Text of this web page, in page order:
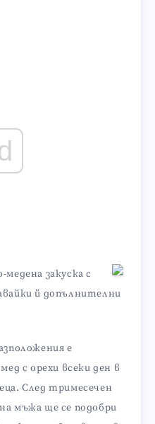
закуска с
й допълнителни
е
с орехи всеки ден в
След тримесечен
мъжа ще се подобри